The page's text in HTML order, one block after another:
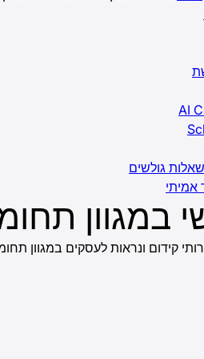
גולשים
אמיתי
במגוון
קידום ונראות לעסקים במגוון